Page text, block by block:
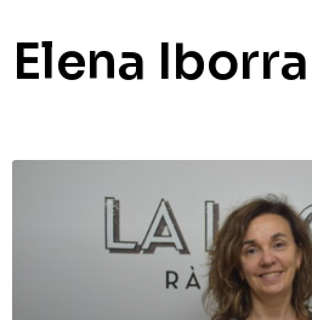
Elena Iborra